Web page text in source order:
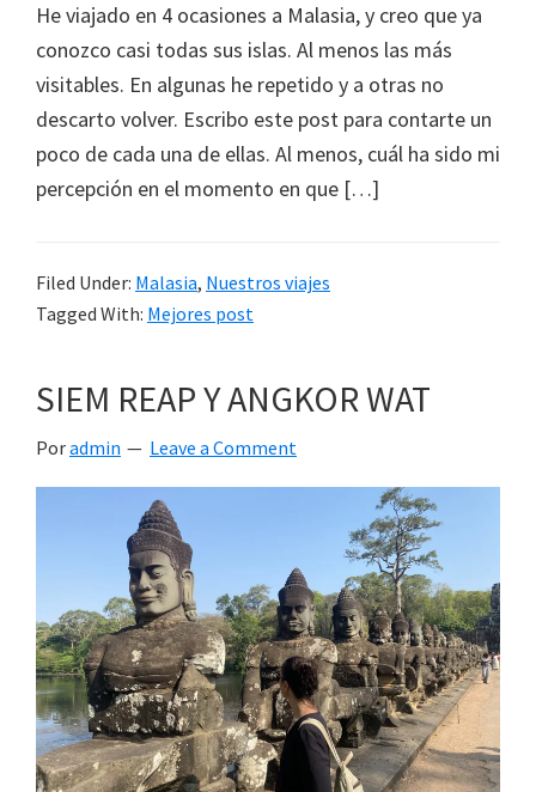
He viajado en 4 ocasiones a Malasia, y creo que ya
conozco casi todas sus islas. Al menos las más
visitables. En algunas he repetido y a otras no
descarto volver. Escribo este post para contarte un
poco de cada una de ellas. Al menos, cuál ha sido mi
percepción en el momento en que […]
Filed Under: Malasia, Nuestros viajes
Tagged With: Mejores post
SIEM REAP Y ANGKOR WAT
Poradmin Leave a Comment